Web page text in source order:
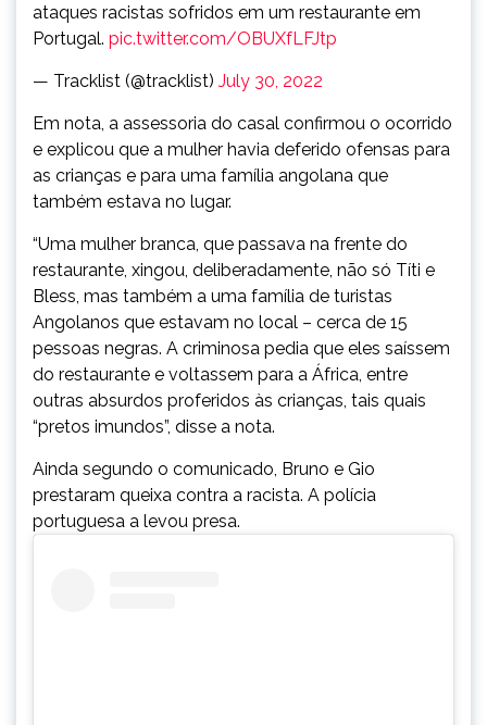
ataques racistas sofridos em um restaurante em
Portugal. pic.twitter.com/OBUXfLFJtp
— Tracklist (@tracklist) July 30, 2022
Em nota, a assessoria do casal confirmou o ocorrido
e explicou que a mulher havia deferido ofensas para
as crianças e para uma família angolana que
também estava no lugar.
“Uma mulher branca, que passava na frente do
restaurante, xingou, deliberadamente, não só Títi e
Bless, mas também a uma família de turistas
Angolanos que estavam no local – cerca de 15
pessoas negras. A criminosa pedia que eles saíssem
do restaurante e voltassem para a África, entre
outras absurdos proferidos às crianças, tais quais
“pretos imundos”, disse a nota.
Ainda segundo o comunicado, Bruno e Gio
prestaram queixa contra a racista. A polícia
portuguesa a levou presa.